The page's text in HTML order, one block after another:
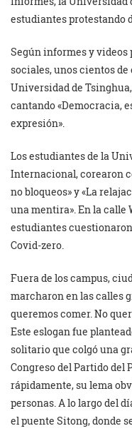
estudiantes protestando
Según informes y
sociales, unos cientos
Universidad de
cantando «Democracia,
expresión».
Los estudiantes de la
Internacional, corearon
no bloqueos» y «La
una mentira». En la calle
estudiantes
Covid-zero.
Fuera de los campus,
marcharon en las calles
queremos comer. No
Este eslogan fue
solitario que colgó una
Congreso del Partido del
rápidamente, su lema
personas. A lo largo del
el puente Sitong, donde